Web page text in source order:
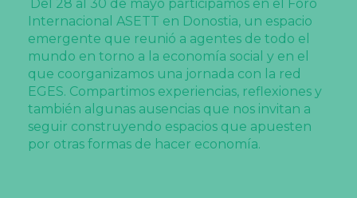
Del 28 al 30 de mayo participamos en el Foro
Internacional ASETT en Donostia, un espacio
emergente que reunió a agentes de todo el
mundo en torno a la economía social y en el
que coorganizamos una jornada con la red
EGES. Compartimos experiencias, reflexiones y
también algunas ausencias que nos invitan a
seguir construyendo espacios que apuesten
por otras formas de hacer economía.